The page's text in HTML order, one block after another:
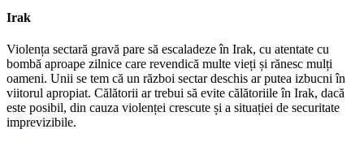
Irak
Violența sectară gravă pare să escaladeze în Irak, cu atentate cu
bombă aproape zilnice care revendică multe vieți și rănesc mulți
oameni. Unii se tem că un război sectar deschis ar putea izbucni în
viitorul apropiat. Călătorii ar trebui să evite călătoriile în Irak, dacă
este posibil, din cauza violenței crescute și a situației de securitate
imprevizibile.